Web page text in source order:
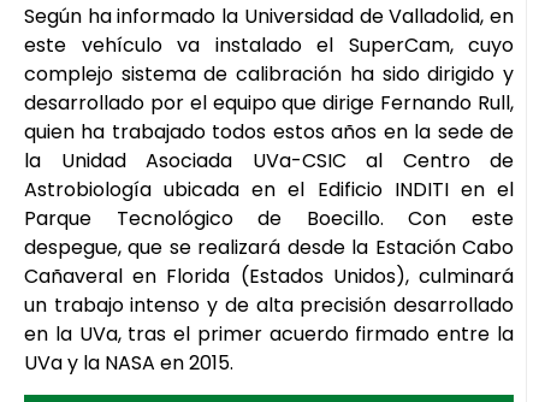
Según ha informado la Universidad de Valladolid, en
este vehículo va instalado el SuperCam, cuyo
complejo sistema de calibración ha sido dirigido y
desarrollado por el equipo que dirige Fernando Rull,
quien ha trabajado todos estos años en la sede de
la Unidad Asociada UVa-CSIC al Centro de
Astrobiología ubicada en el Edificio INDITI en el
Parque Tecnológico de Boecillo. Con este
despegue, que se realizará desde la Estación Cabo
Cañaveral en Florida (Estados Unidos), culminará
un trabajo intenso y de alta precisión desarrollado
en la UVa, tras el primer acuerdo firmado entre la
UVa y la NASA en 2015.